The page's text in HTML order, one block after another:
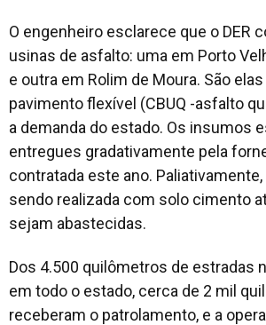
O engenheiro esclarece que o DER
usinas de asfalto: uma em Porto
e outra em Rolim de Moura. São
pavimento flexível (CBUQ -asfalto
a demanda do estado. Os insumos
entregues gradativamente pela
contratada este ano.
sendo realizada com solo cimento
sejam abastecidas.
Dos 4.500 quilômetros de estradas
em todo o estado, cerca de 2 mil
receberam o patrolamento, e a